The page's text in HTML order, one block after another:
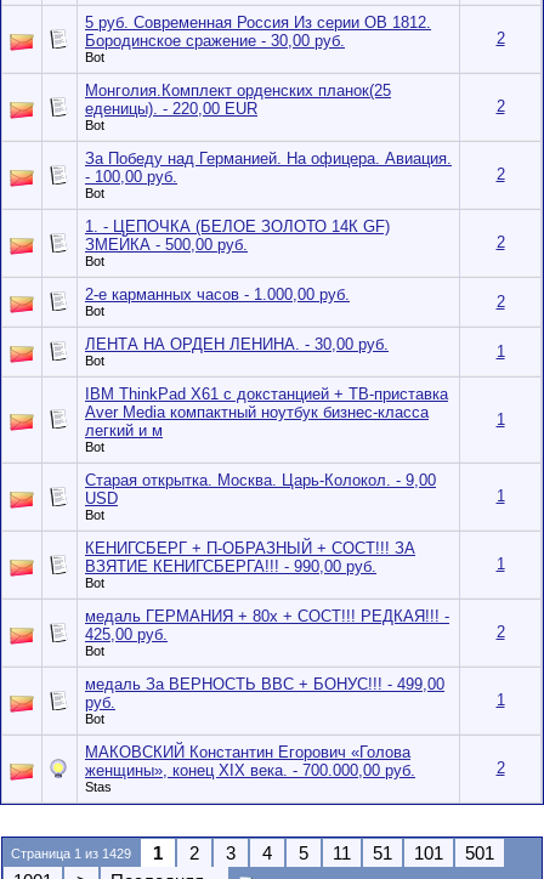
5 руб. Современная Россия Из серии ОВ 1812.
Бородинское сражение - 30,00 руб.
Bot
2
Монголия.Комплект орденских планок(25
еденицы). - 220,00 EUR
Bot
2
За Победу над Германией. На офицера. Авиация.
- 100,00 руб.
Bot
2
1. - ЦЕПОЧКА (БЕЛОЕ ЗОЛОТО 14К GF)
ЗМЕЙКА - 500,00 руб.
Bot
2
2-е карманных часов - 1.000,00 руб.
Bot 2
ЛЕНТА НА ОРДЕН ЛЕНИНА. - 30,00 руб.
Bot 1
IBM ThinkPad X61 с докстанцией + ТВ-приставка
Aver Media компактный ноутбук бизнес-класса
легкий и м
Bot
1
Старая открытка. Москва. Царь-Колокол. - 9,00
USD
Bot
1
КЕНИГСБЕРГ + П-ОБРАЗНЫЙ + СОСТ!!! ЗА
ВЗЯТИЕ КЕНИГСБЕРГА!!! - 990,00 руб.
Bot
1
медаль ГЕРМАНИЯ + 80х + СОСТ!!! РЕДКАЯ!!! -
425,00 руб.
Bot
2
медаль За ВЕРНОСТЬ ВВС + БОНУС!!! - 499,00
руб.
Bot
1
МАКОВСКИЙ Константин Егорович «Голова
женщины», конец XIX века. - 700.000,00 руб.
Stas
2
Страница 1 из 1429 1 2 3 4 5 11 51 101
501